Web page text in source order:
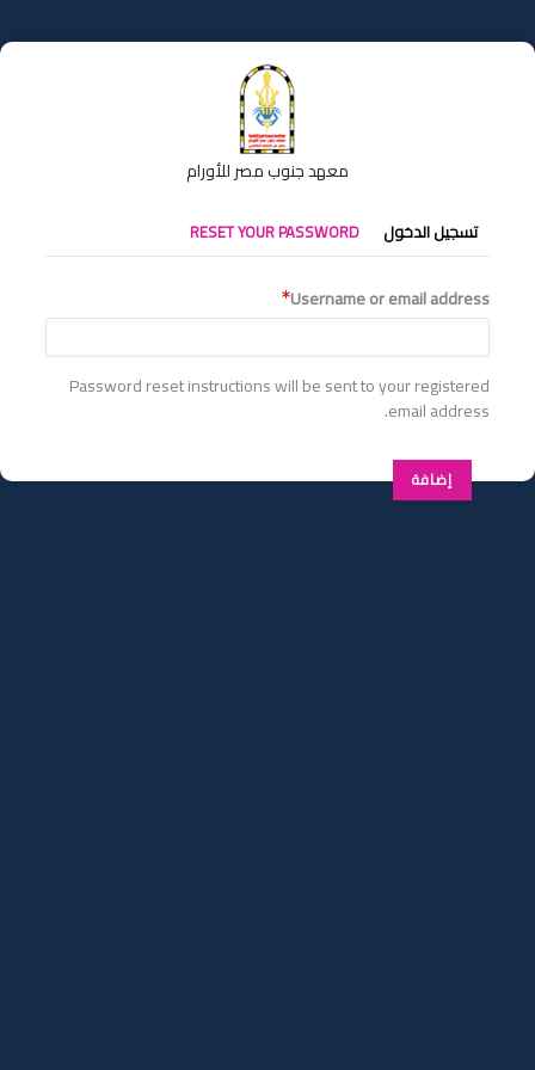
إلى
المحتوى
معهد جنوب مصر للأورام
التبويبات
الأساسية
تسجيل الدخول RESET YOUR PASSWORD
Username or email address
Password reset instructions will be sent to your registered
email address.